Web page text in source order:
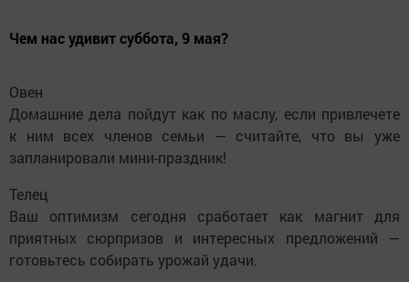
Чем нас удивит суббота, 9 мая?
Овен
Домашние дела пойдут как по маслу, если привлечете
к ним всех членов семьи — считайте, что вы уже
запланировали мини-праздник!
Телец
Ваш оптимизм сегодня сработает как магнит для
приятных сюрпризов и интересных предложений —
готовьтесь собирать урожай удачи.